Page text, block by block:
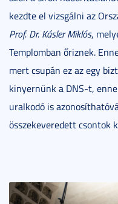
kezdte el vizsgálni az
Prof. Dr. Kásler Miklós,
Templomban őriznek.
mert csupán ez az egy
kinyernünk a DNS-t,
uralkodó is
összekeveredett csontok